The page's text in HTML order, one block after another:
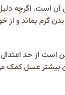
اگرچه دلیل
گرم بماند و
است از حد
عسل کمک می